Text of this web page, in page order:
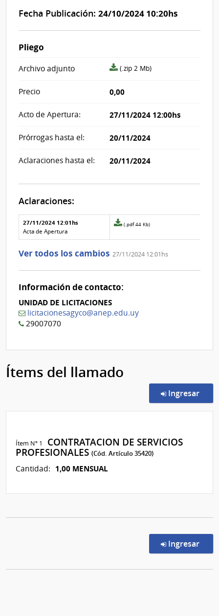
Fecha Publicación: 24/10/2024 10:20hs
Pliego
Archivo adjunto
archivo
(.zip 2 Mb)
Precio 0,00
Acto de Apertura: 27/11/2024 12:00hs
Prórrogas hasta el: 20/11/2024
Aclaraciones hasta el: 20/11/2024
Aclaraciones:
Aclaraciones del llamado
Fecha y
texto de
la
Archivo
de la
27/11/2024 12:01hs
Acta de Apertura
Archivo
de
aclaración
0
(.pdf 44 Kb)
Ver todos los cambios 27/11/2024 12:01hs
Información de contacto:
UNIDAD DE LICITACIONES
licitacionesagyco@anep.edu.uy
29007070
Ítems del llamado
Ingresar
Ítem Nº 1
CONTRATACION DE SERVICIOS
PROFESIONALES(Cód. Artículo 35420)
Cantidad: 1,00 MENSUAL
Ingresar